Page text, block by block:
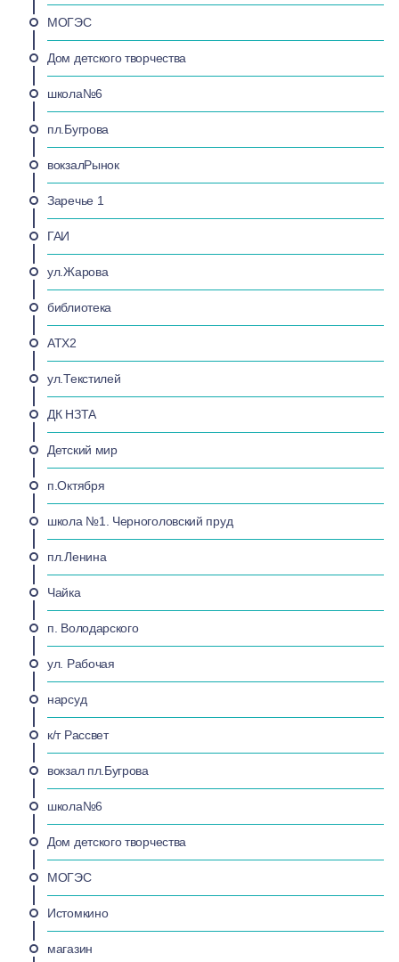
МОГЭС
Дом детского творчества
школа№6
пл.Бугрова
вокзалРынок
Заречье 1
ГАИ
ул.Жарова
библиотека
АТХ2
ул.Текстилей
ДК НЗТА
Детский мир
п.Октября
школа №1. Черноголовский пруд
пл.Ленина
Чайка
п. Володарского
ул. Рабочая
нарсуд
к/т Рассвет
вокзал пл.Бугрова
школа№6
Дом детского творчества
МОГЭС
Истомкино
магазин